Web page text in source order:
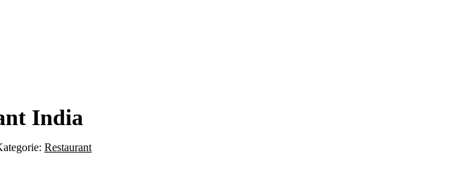
India
Restaurant